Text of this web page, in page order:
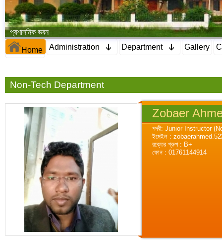
প্রশাসনিক ভবন
Home Administration Department Gallery
Non-Tech Department
Zobaer
পদবী: Junior Instructor
ইমেইল :
রক্তের গ্রুপ : B+
ফোন : 01761144914